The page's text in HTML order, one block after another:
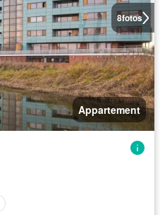
8fotos
Appartement